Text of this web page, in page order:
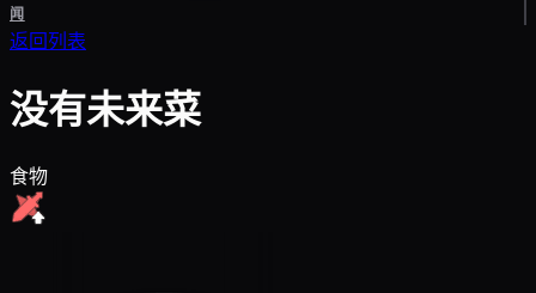
闻
返回列表
没有未来菜
食物